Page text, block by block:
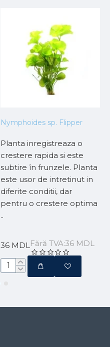
Nymphoides sp. Flipper
Planta inregistreaza o
crestere rapida si este
subtire în frunzele. Planta
este usor de intretinut in
diferite conditii, dar
pentru o crestere optima
..
36 MDLFără TVA:36 MDL